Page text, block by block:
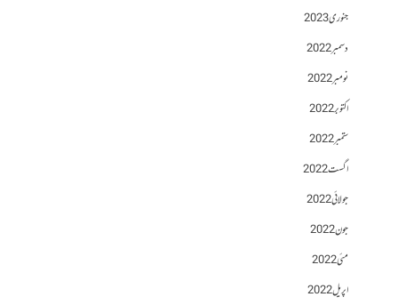
جنوری 2023
دسمبر 2022
نومبر 2022
اکتوبر 2022
ستمبر 2022
اگست 2022
جولائی 2022
جون 2022
مئی 2022
اپریل 2022